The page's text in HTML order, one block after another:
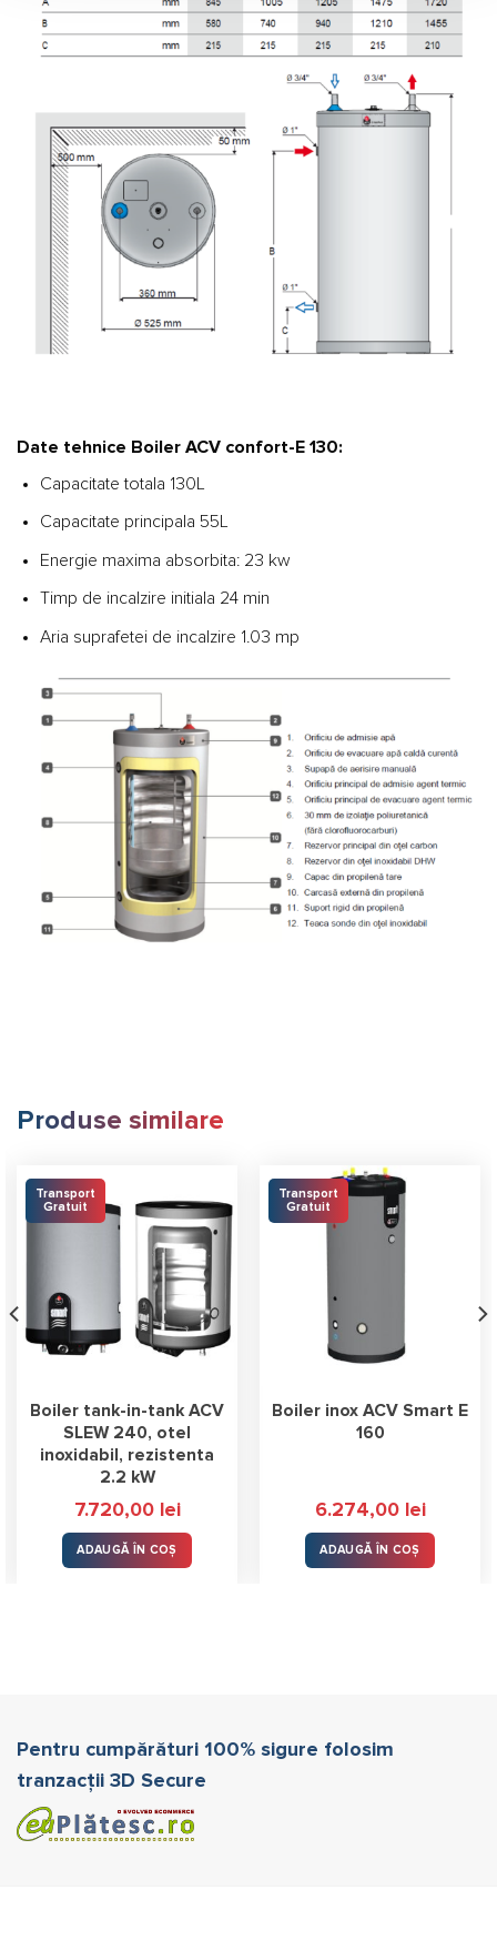
Date tehnice Boiler ACV confort-E 130:
Capacitate totala 130L
Capacitate principala 55L
Energie maxima absorbita: 23 kw
Timp de incalzire initiala 24 min
Aria suprafetei de incalzire 1.03 mp
Produse similare
Transport
Gratuit
Boiler tank-in-tank ACV
SLEW 240, otel
inoxidabil, rezistenta
2.2 kW
7.720,00 lei
ADAUGĂ ÎN COȘ
Transport
Gratuit
Boiler inox ACV Smart E
160
6.274,00 lei
ADAUGĂ ÎN COȘ
Pentru cumpărături 100% sigure folosim
tranzacții 3D Secure